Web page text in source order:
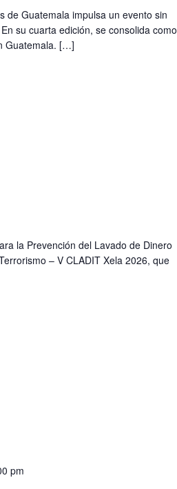
de Guatemala impulsa un evento sin
su cuarta edición, se consolida como
Guatemala. […]
la Prevención del Lavado de Dinero
– V CLADIT Xela 2026, que
pm